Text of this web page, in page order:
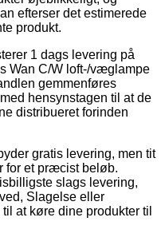
efterser det estimerede
produkt.
1 dags levering på
Wan C/W loft-/væglampe
gemmenføres
hensynstagen til at de
distribueret forinden
gratis levering, men tit
for et præcist beløb.
slags levering,
Slagelse eller
at køre dine produkter til